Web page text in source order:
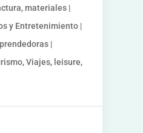
materiales |
y Entretenimiento |
|
Viajes, leisure,